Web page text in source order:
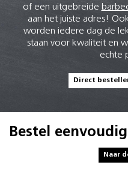
of een uitgebreide
aan het juiste adres!
worden iedere dag de
staan voor kwaliteit en
echte
Direct
Bestel
Naar